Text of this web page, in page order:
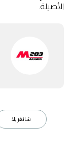
الأصيلة.
شانغريلا